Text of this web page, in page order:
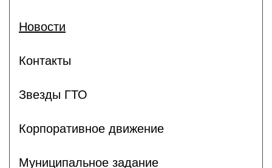
Новости
Контакты
Звезды ГТО
Корпоративное движение
Муниципальное задание